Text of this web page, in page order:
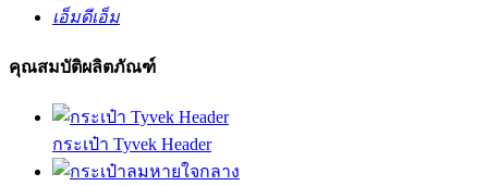
เอ็มดีเอ็ม
คุณสมบัติผลิตภัณฑ์
กระเป๋า Tyvek Header